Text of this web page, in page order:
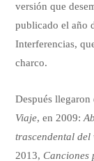
versión que
publicado el año
Interferencias,
charco.
Después
Viaje, en 2009:
trascendental
2013, Canciones